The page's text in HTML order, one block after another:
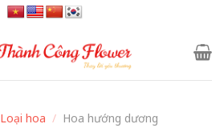
Loại hoa / Hoa hướng dương